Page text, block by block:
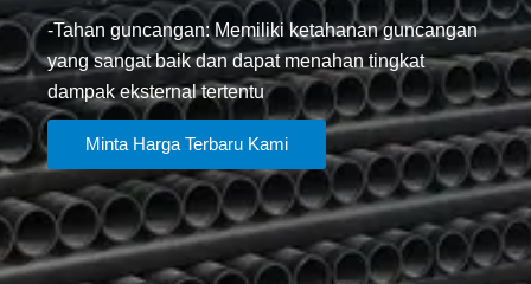
-Tahan guncangan: Memiliki ketahanan guncangan
yang sangat baik dan dapat menahan tingkat
dampak eksternal tertentu
Minta Harga Terbaru Kami